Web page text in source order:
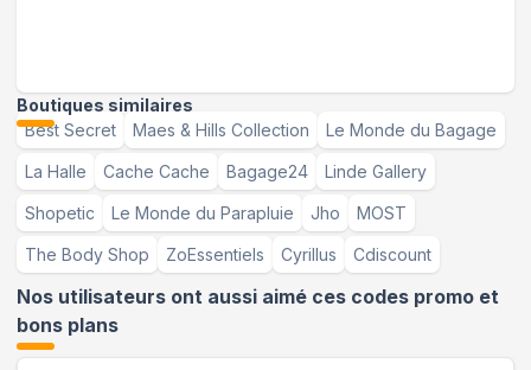
Boutiques similaires
Best Secret
Maes & Hills Collection Le Monde du Bagage
La Halle Cache Cache Bagage24 Linde Gallery
Shopetic Le Monde du Parapluie Jho MOST
The Body Shop ZoEssentiels Cyrillus Cdiscount
Nos utilisateurs ont aussi aimé ces codes promo et
bons plans